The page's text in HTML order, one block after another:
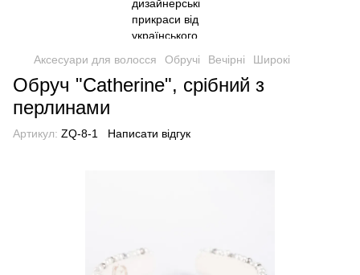
Аксесуари для волосся Обручі Вечірні Широкі
Обруч "Catherine", срібний з
перлинами
Артикул: ZQ-8-1 Написати відгук